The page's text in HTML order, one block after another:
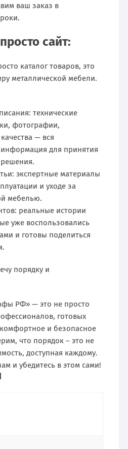
ваш заказ в
сайт:
каталог товаров, это
металлической мебели.
технические
фотографии,
— вся
для принятия
экспертные материалы
и уходе за
мебелью.
реальные истории
уже воспользовались
и готовы поделиться
порядку и
РФ» — это не просто
готовых
и безопасное
что порядок – это не
доступная каждому.
и убедитесь в этом сами!